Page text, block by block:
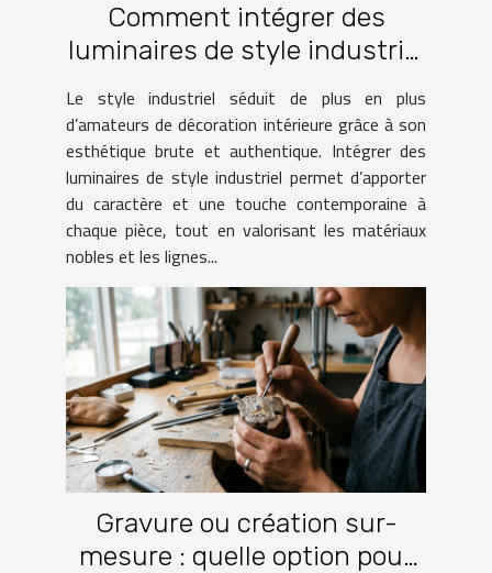
Comment intégrer des
luminaires de style industriel
dans votre intérieur ?
Le style industriel séduit de plus en plus
d’amateurs de décoration intérieure grâce à son
esthétique brute et authentique. Intégrer des
luminaires de style industriel permet d’apporter
du caractère et une touche contemporaine à
chaque pièce, tout en valorisant les matériaux
nobles et les lignes...
Gravure ou création sur-
mesure : quelle option pour